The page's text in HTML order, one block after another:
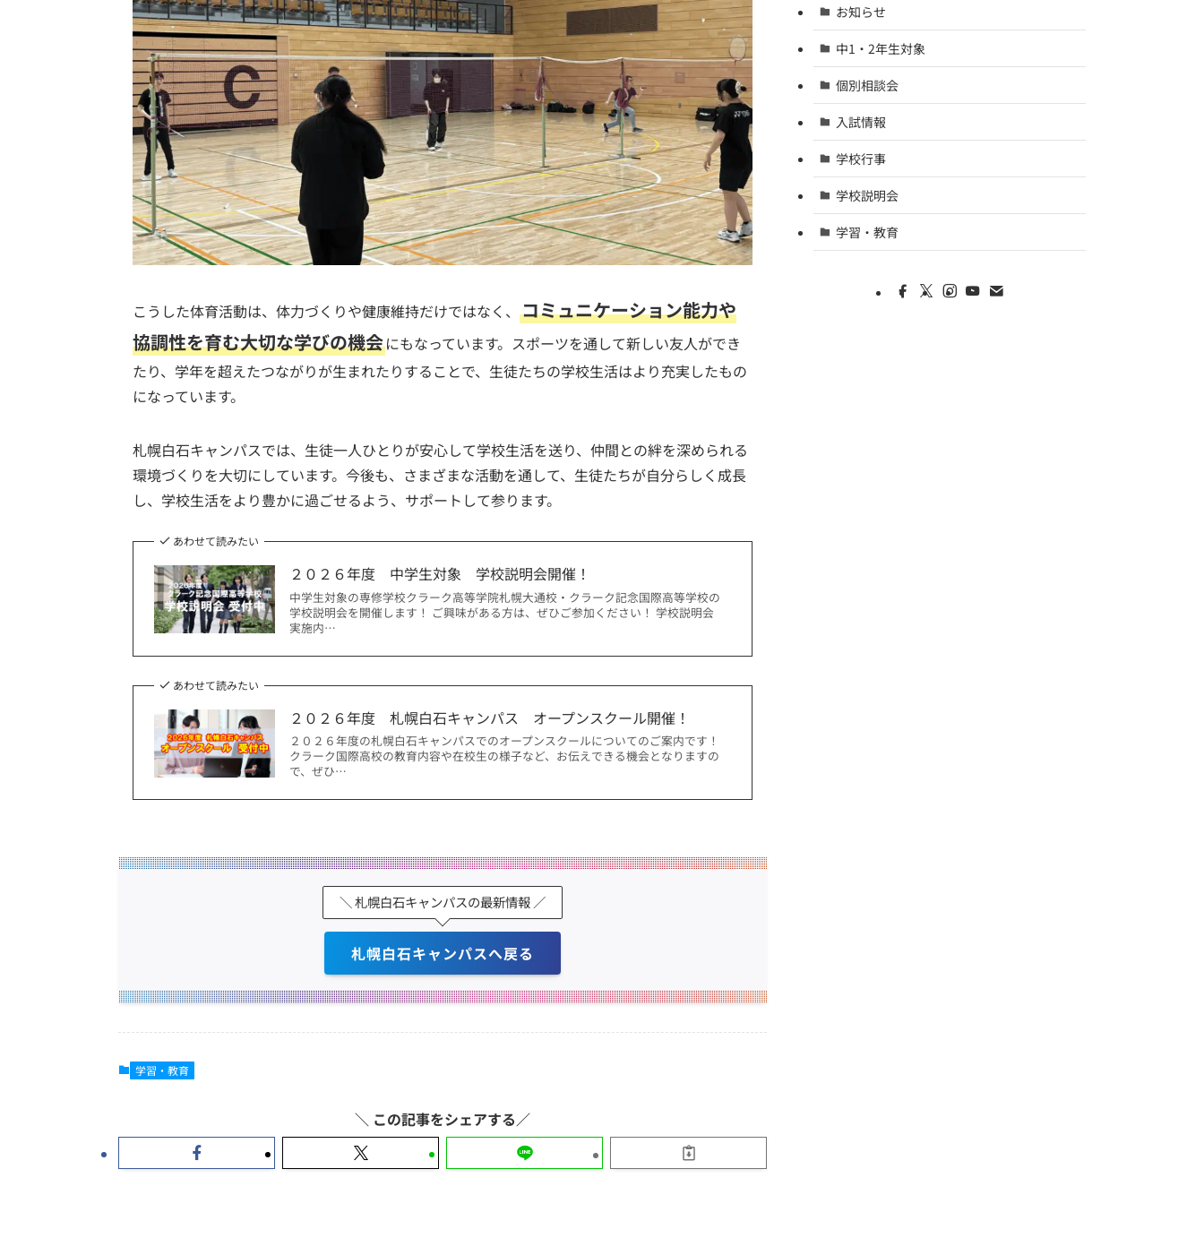
こうした体育活動は、体力づくりや健康維持だけではなく、 コミュニケーション能力や
協調性を育む大切な学びの機会にもなっています。スポーツを通して新しい友人ができ
たり、学年を超えたつながりが生まれたりすることで、生徒たちの学校生活はより充実したもの
になっています。
札幌白石キャンパスでは、生徒一人ひとりが安心して学校生活を送り、仲間との絆を深められる
環境づくりを大切にしています。今後も、さまざまな活動を通して、生徒たちが自分らしく成長
し、学校生活をより豊かに過ごせるよう、サポートして参ります。
あわせて読みたい
２０２６年度 中学生対象 学校説明会開催！
中学生対象の専修学校クラーク高等学院札幌大通校・クラーク記念国際高等学校の
学校説明会を開催します！ ご興味がある方は、ぜひご参加ください！ 学校説明会
実施内…
あわせて読みたい
２０２６年度 札幌白石キャンパス オープンスクール開催！
２０２６年度の札幌白石キャンパスでのオープンスクールについてのご案内です！
クラーク国際高校の教育内容や在校生の様子など、お伝えできる機会となりますの
で、ぜひ…
＼ 札幌白石キャンパスの最新情報 ／
札幌白石キャンパスへ戻る
学習・教育
お知らせ
中1・2年生対象
個別相談会
入試情報
学校行事
学校説明会
学習・教育